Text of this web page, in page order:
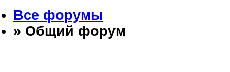
Все форумы
» Общий форум